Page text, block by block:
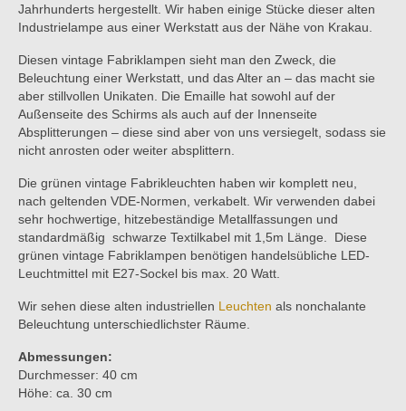
Jahrhunderts hergestellt. Wir haben einige Stücke dieser alten
Industrielampe aus einer Werkstatt aus der Nähe von Krakau.
Diesen vintage Fabriklampen sieht man den Zweck, die
Beleuchtung einer Werkstatt, und das Alter an – das macht sie
aber stillvollen Unikaten. Die Emaille hat sowohl auf der
Außenseite des Schirms als auch auf der Innenseite
Absplitterungen – diese sind aber von uns versiegelt, sodass sie
nicht anrosten oder weiter absplittern.
Die grünen vintage Fabrikleuchten haben wir komplett neu,
nach geltenden VDE-Normen, verkabelt. Wir verwenden dabei
sehr hochwertige, hitzebeständige Metallfassungen und
standardmäßig schwarze Textilkabel mit 1,5m Länge. Diese
grünen vintage Fabriklampen benötigen handelsübliche LED-
Leuchtmittel mit E27-Sockel bis max. 20 Watt.
Wir sehen diese alten industriellen Leuchten als nonchalante
Beleuchtung unterschiedlichster Räume.
Abmessungen:
Durchmesser: 40 cm
Höhe: ca. 30 cm